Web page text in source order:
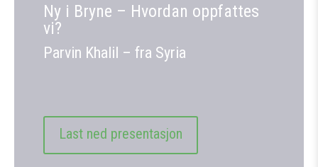
Ny i Bryne – Hvordan oppfattes
vi?
Parvin Khalil – fra Syria
Last ned presentasjon